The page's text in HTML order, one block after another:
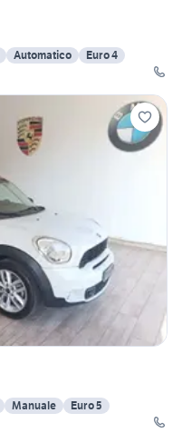
Automatico
Euro 4
Manuale
Euro 5